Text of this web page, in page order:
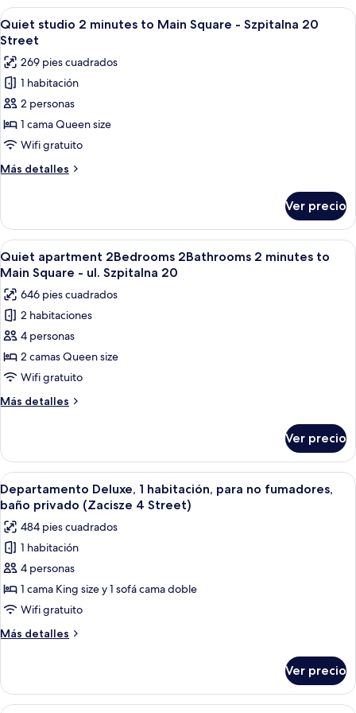
(Sw.
Jana
18
Street)
habitación,
balcón,
al
patio
(Sw.
Jana
18
Abrir
todas
las
fotos
de
Quiet
studio
2
minutes
to
Square
Szpitalna
20
Street
Una habitación de hotel con cama,
6
Quiet studio 2 minutes to Main Square - Szpitalna 20
Street
269 pies cuadrados
1 habitación
2 personas
1 cama Queen size
Wifi gratuito
Más detalles
Más
studio
minutes
to
Square
Szpitalna
20
Street
Ver precio
Abrir
todas
las
fotos
de
Quiet
apartment
2Bedrooms
2Bathrooms
2
to
Main
Square
-
ul.
Szpitalna
20
Habitación de hotel con cama, sofá,
25
Quiet apartment 2Bedrooms 2Bathrooms 2 minutes to
Main Square - ul. Szpitalna 20
646 pies cuadrados
2 habitaciones
4 personas
2 camas Queen size
Wifi gratuito
Más detalles
Más
apartment
2Bedrooms
2Bathrooms
2
minutes
to
Main
Square
-
ul.
20
Ver precio
Abrir
todas
las
fotos
de
Departamento
Deluxe,
1
habitación,
para
fumadores,
baño
Un dormitorio con una cama
15
Departamento Deluxe, 1 habitación, para no fumadores,
baño privado (Zacisze 4 Street)
484 pies cuadrados
1 habitación
4 personas
1 cama King size y 1 sofá cama doble
Wifi gratuito
Más detalles
Más
Deluxe,
Ver precio
Un dormitorio con una cama, un